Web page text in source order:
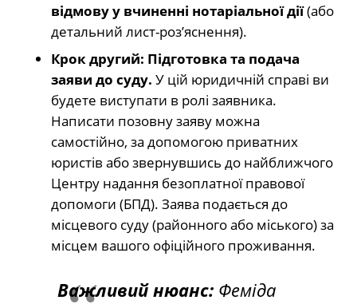
відмову у вчиненні нотаріальної дії(або
детальний лист-роз’яснення).
Крок другий: Підготовка та подача
заяви до суду. У цій юридичній справі ви
будете виступати в ролі заявника.
Написати позовну заяву можна
самостійно, за допомогою приватних
юристів або звернувшись до найближчого
Центру надання безоплатної правової
допомоги (БПД). Заява подається до
місцевого суду (районного або міського) за
місцем вашого офіційного проживання.
Важливий нюанс: Феміда